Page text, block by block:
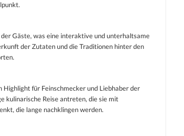
Gäste, was eine interaktive und unterhaltsame
der Zutaten und die Traditionen hinter den
Highlight für Feinschmecker und Liebhaber der
kulinarische Reise antreten, die sie mit
die lange nachklingen werden.